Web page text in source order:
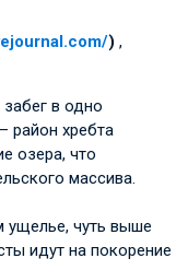
) ,
в одно
район хребта
озера, что
массива.
ущелье, чуть выше
идут на покорение